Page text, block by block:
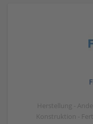
Herstellung -
Konstruktion -